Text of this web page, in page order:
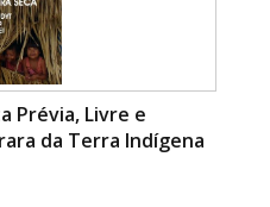
Prévia, Livre e
da Terra Indígena